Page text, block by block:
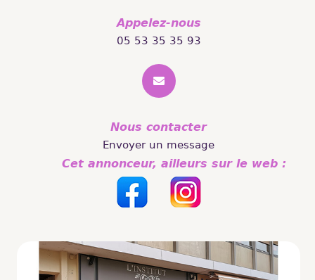
Appelez-nous
05 53 35 35 93
Nous contacter
Envoyer un message
Cet annonceur, ailleurs sur le web :